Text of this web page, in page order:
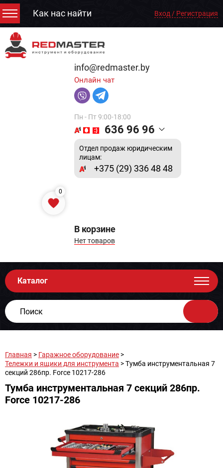
Как нас найти Вход / Регистрация
info@redmaster.by
Онлайн чат
Пн - Пт 9:00-18:00
636 96 96
Отдел продаж юридическим
лицам:
+375 (29) 336 48 48
0
В корзине
Нет товаров
Каталог
Главная > Гаражное оборудование >
Тележки и ящики для инструмента > Тумба инструментальная 7
секций 286пр. Force 10217-286
Тумба инструментальная 7 секций 286пр.
Force 10217-286